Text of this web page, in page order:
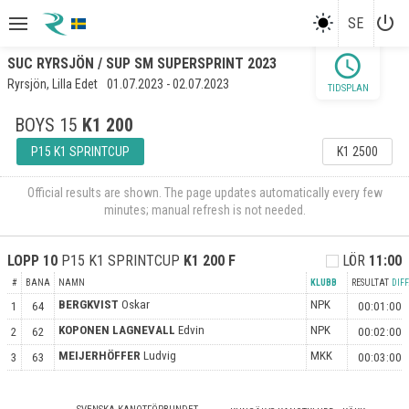
SE power_settings_new
SUC RYRSJÖN / SUP SM SUPERSPRINT 2023
Ryrsjön, Lilla Edet 01.07.2023 - 02.07.2023
BOYS 15 K1 200
P15 K1 SPRINTCUP K1 2500
schedule
TIDSPLAN
Official results are shown. The page updates automatically every few
minutes; manual refresh is not needed.
LOPP 10 P15 K1 SPRINTCUP K1 200 F LÖR 11:00
# BANA NAMN KLUBB RESULTAT
1 64 BERGKVIST Oskar NPK
00:01:00
2
62 KOPONEN LAGNEVALL Edvin NPK
00:02:00
3
63 MEIJERHÖFFER Ludvig MKK 00:03:00